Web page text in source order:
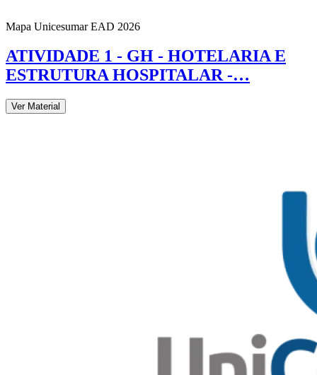
Mapa Unicesumar EAD 2026
ATIVIDADE 1 - GH - HOTELARIA E
ESTRUTURA HOSPITALAR -…
Ver Material